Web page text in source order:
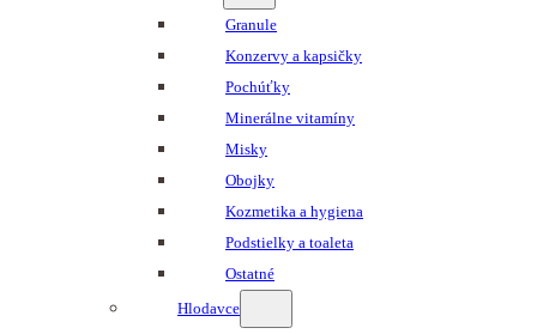
Granule
Konzervy a kapsičky
Pochúťky
Minerálne vitamíny
Misky
Obojky
Kozmetika a hygiena
Podstielky a toaleta
Ostatné
Hlodavce